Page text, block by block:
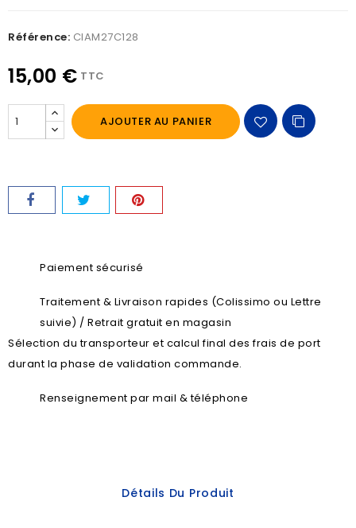
Référence: CIAM27C128
15,00 € TTC
AJOUTER AU PANIER
Paiement sécurisé
Traitement & Livraison rapides (Colissimo ou Lettre
suivie) / Retrait gratuit en magasin
Sélection du transporteur et calcul final des frais de port
durant la phase de validation commande.
Renseignement par mail & téléphone
Détails Du Produit